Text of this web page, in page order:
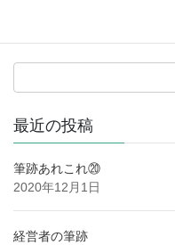
最近の投稿
筆跡あれこれ⑳
2020年12月1日
経営者の筆跡